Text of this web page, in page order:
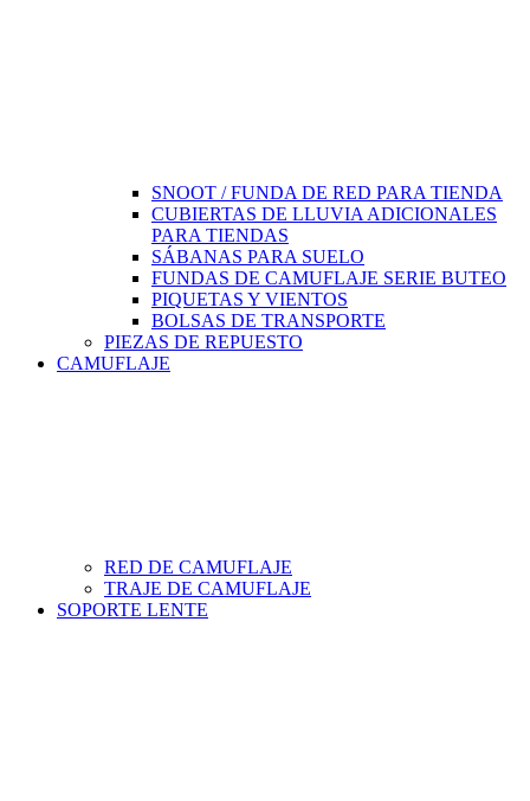
SNOOT / FUNDA DE RED PARA TIENDA
CUBIERTAS DE LLUVIA ADICIONALES
PARA TIENDAS
SÁBANAS PARA SUELO
FUNDAS DE CAMUFLAJE SERIE BUTEO
PIQUETAS Y VIENTOS
BOLSAS DE TRANSPORTE
PIEZAS DE REPUESTO
CAMUFLAJE
RED DE CAMUFLAJE
TRAJE DE CAMUFLAJE
SOPORTE LENTE